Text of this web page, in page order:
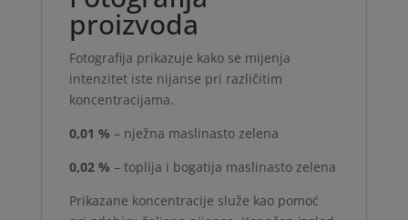
proizvoda
Fotografija prikazuje kako se mijenja
intenzitet iste nijanse pri različitim
koncentracijama.
0,01 % – nježna maslinasto zelena
0,02 % – toplija i bogatija maslinasto zelena
Prikazane koncentracije služe kao pomoć